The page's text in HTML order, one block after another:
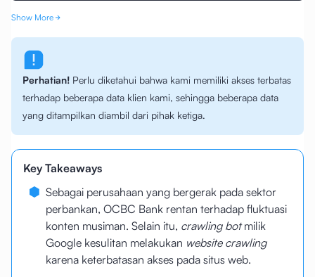
Show More
Perhatian! Perlu diketahui bahwa kami memiliki akses terbatas
terhadap beberapa data klien kami, sehingga beberapa data
yang ditampilkan diambil dari pihak ketiga.
Key Takeaways
Sebagai perusahaan yang bergerak pada sektor
perbankan, OCBC Bank rentan terhadap fluktuasi
konten musiman. Selain itu, crawling botmilik
Google kesulitan melakukan website crawling
karena keterbatasan akses pada situs web.